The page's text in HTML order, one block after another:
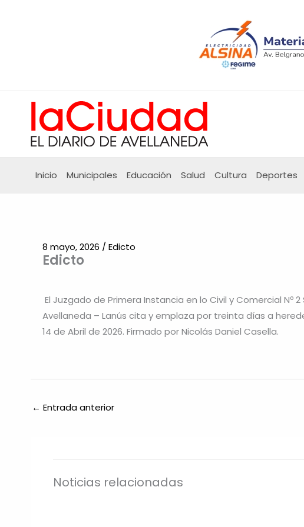
Inicio Municipales Educación Salud Cultura Deportes
Edicto
8 mayo, 2026 / Edicto
El Juzgado de Primera Instancia en lo Civil y Comercial
Avellaneda – Lanús cita y emplaza por treinta días a
14 de Abril de 2026. Firmado por Nicolás Daniel Casella.
← Entrada anterior
Noticias relacionadas